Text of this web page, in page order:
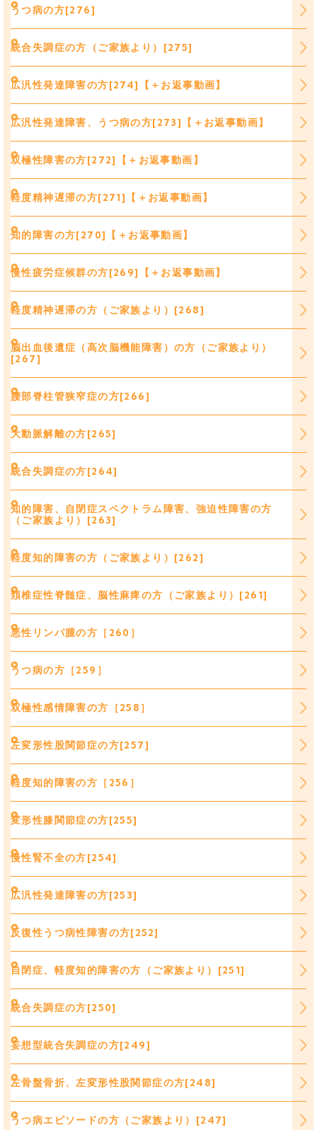
うつ病の方[276]
統合失調症の方（ご家族より）[275]
広汎性発達障害の方[274]【＋お返事動画】
広汎性発達障害、うつ病の方[273]【＋お返事動画】
双極性障害の方[272]【＋お返事動画】
軽度精神遅滞の方[271]【＋お返事動画】
知的障害の方[270]【＋お返事動画】
慢性疲労症候群の方[269]【＋お返事動画】
軽度精神遅滞の方（ご家族より）[268]
脳出血後遺症（高次脳機能障害）の方（ご家族より）
[267]
腰部脊柱管狭窄症の方[266]
大動脈解離の方[265]
統合失調症の方[264]
知的障害、自閉症スペクトラム障害、強迫性障害の方
（ご家族より）[263]
軽度知的障害の方（ご家族より）[262]
頚椎症性脊髄症、脳性麻痺の方（ご家族より）[261]
悪性リンパ腫の方［260］
うつ病の方［259］
双極性感情障害の方［258］
左変形性股関節症の方[257]
軽度知的障害の方［256］
変形性膝関節症の方[255]
慢性腎不全の方[254]
広汎性発達障害の方[253]
反復性うつ病性障害の方[252]
自閉症、軽度知的障害の方（ご家族より）[251]
統合失調症の方[250]
妄想型統合失調症の方[249]
左骨盤骨折、左変形性股関節症の方[248]
うつ病エピソードの方（ご家族より）[247]